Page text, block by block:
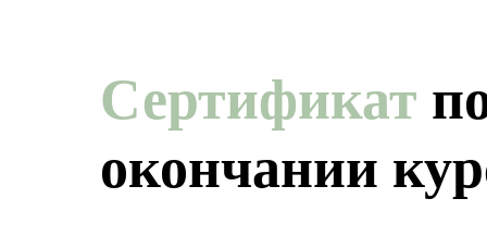
Сертификат
окончании